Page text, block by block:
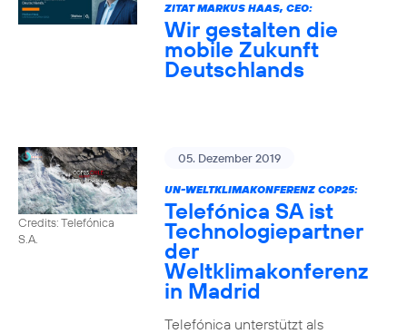
ZITAT MARKUS HAAS, CEO:
Wir gestalten die
mobile Zukunft
Deutschlands
Credits: Telefónica
S.A.
05. Dezember 2019
UN-WELTKLIMAKONFERENZ COP25:
Telefónica SA ist
Technologiepartner
der
Weltklimakonferenz
in Madrid
Telefónica unterstützt als